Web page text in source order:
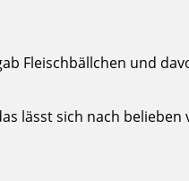
Fleischbällchen und
lässt sich nach